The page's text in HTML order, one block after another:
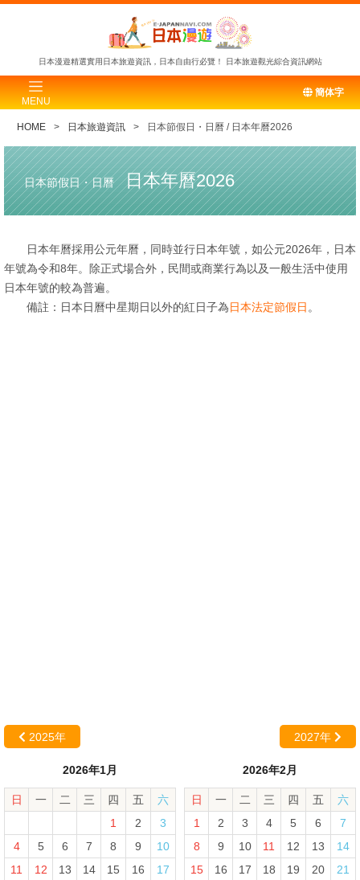
日本漫遊精選實用日本旅遊資訊，日本自由行必覽！ 日本旅遊觀光綜合資訊網站
MENU
簡体字
HOME 日本旅遊資訊 日本節假日・日曆 / 日本年曆2026
日本節假日・日曆日本年曆2026
日本年曆採用公元年曆，同時並行日本年號，如公元2026年，日本
年號為令和8年。除正式場合外，民間或商業行為以及一般生活中使用
日本年號的較為普遍。
備註：日本日曆中星期日以外的紅日子為日本法定節假日 。
2025年 2027年
2026年1月
日 一 二 三 四 五
六
1
2
3
4
5 6 7 8 9
10
11
12 13 14 15 16
17
2026年2月
日 一 二 三 四 五
六
1
2 3 4 5 6
7
8
9 10 11 12 13
14
15
16 17 18 19 20
21